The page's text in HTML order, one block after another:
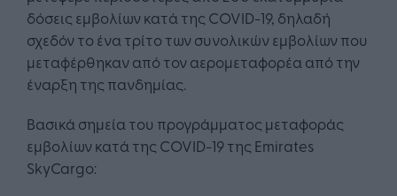
δόσεις εμβολίων κατά της COVID-19, δηλαδή
σχεδόν το ένα τρίτο των συνολικών εμβολίων που
μεταφέρθηκαν από τον αερομεταφορέα από την
έναρξη της πανδημίας.
Βασικά σημεία του προγράμματος μεταφοράς
εμβολίων κατά της COVID-19 της Emirates
SkyCargo: